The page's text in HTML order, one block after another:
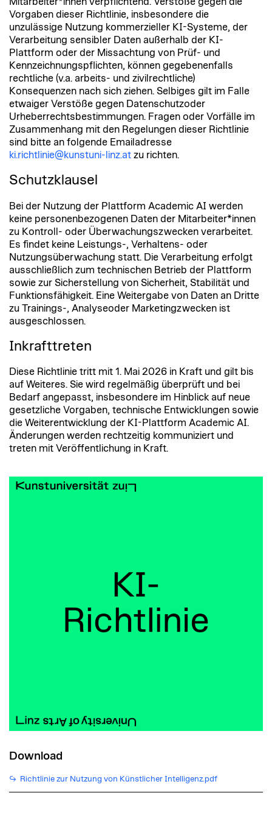
verarbeiten; strenge Zugriffskontrollen und
technische Schutzmaßnahmen erforderlich.
Prüfungs- und Leistungsdaten Bewertungen,
Notenlisten, Prüfungsprotokolle, Täuschungsfälle.
Mindestens vertraulich, oft streng vertraulich;
Zugriff nur für Prüfungs-verantwortliche,
geschützte Speicherung.
Forschungsdaten Offen: zur Veröffentlichung
bestimmt, ohne rechtliche oder ethische
Einschränkungen. Eingeschränkt: die Nutzung ist
vertraglich eingeschränkt, Urheber- oder
Leistungsschutzrechte, Verträge mit
Projektpartner*innen, Drittmittel- oder
relevante Daten, Ethikauflagen, unveröffentlichte
Drittmittel- und Vertragsdaten Förderverträge,
Konsortialabkommen, NDAs,
Kooperationsvereinbarungen. Regelmäßig
vertraulich bis streng vertraulich; vertragliche
Anforderungen (z. B. Zugriff, Aufbewahrung, Audit)
strikt einhalten.
Studierendenverwaltung und Bewerbungsdaten
Zulassung, Immatrikulation, Prüfungsanmeldung,
internationale Bewerbungen. Personenbezogen
und vertraulich; Schutz durch Rollenrechte,
Aufbewahrungsdauer.
Systemarchitekturen, Sicherheitskonfigurationen,
Schwachstellenberichte, Zugangsdaten. Streng
vertraulich; nur für Administrator*innen, mit
Mehrfaktorauthentifizierung und Protokollierung.
Verwaltungsdaten Daten, die an der Universität
im Rahmen administrativer Tätigkeiten erzeugt
werden (z.B. Auswertungen, Protokolle,
Academic AI eingegeben werden, um sie in einem
KI-System weiterzuverarbeiten. Die Eingabe
Verwendung von „Academic AI mit der
erweiterten Funktion Internet Suche“. Bei der
„Verwendung von KI-Funktionen in Programmen”
ist die Verarbeitung mittels KI-Funktionalität in
bereits auf ihrem Arbeitsplatz installierten
Software-Homepage)
Für welche Tätigkeiten wird die KI-Anwendung
benötigt?
Warum kann kein bereits „verfügbares KI-System
an der Universität“ verwendet werden?
Welche Daten (laut Daten-Klassifizierung) sollen in
dieser KI-Anwendung verarbeitet
werden?
Entstehen Kosten einmalig oder laufend? Wenn ja,
wie hoch sind diese Kosten?
Nach eingehender Prüfung und schriftlicher
Empfehlung durch den Zentralen Informatikdienst,
nach positiver Entscheidung des Rektorates darf
Informatikdienst für den gewünschten Zweck
angekauft und/oder zur Verfügung gestellt werden.
Kunstuniversität Linz. Die Ergebnisse der KI-
Anwendungen dürfen nicht unreflektiert
übernommen werden. Insbesondere darf es zu
keiner vollautomatisierten Leistungsbeurteilung
oder zur automatisierten Ausfertigung von
Urkunden kommen. Keinesfalls darf eine
Entscheidung ausschließlich auf einem Ergebnis
beruhen, das aus einer KI-Anwendung hervorgeht.
mithilfe künstlicher Intelligenz (KI) erstellt. Trotz
sorgfältiger Prüfung können Fehler oder
Ungenauigkeiten nicht ausgeschlossen werden.“
Mitarbeiter*innen verpflichtend. Verstöße gegen die
Vorgaben dieser Richtlinie, insbesondere die
unzulässige Nutzung kommerzieller KI-Systeme, der
Verarbeitung sensibler Daten außerhalb der KI-
Plattform oder der Missachtung von Prüf- und
Kennzeichnungspflichten, können gegebenenfalls
rechtliche (v.a. arbeits- und zivilrechtliche)
Konsequenzen nach sich ziehen. Selbiges gilt im Falle
etwaiger Verstöße gegen Datenschutzoder
Urheberrechtsbestimmungen. Fragen oder Vorfälle im
Zusammenhang mit den Regelungen dieser Richtlinie
sind bitte an folgende Emailadresse
ki.richtlinie@kunstuni-linz.at zu richten.
Schutzklausel
Bei der Nutzung der Plattform Academic AI werden
keine personenbezogenen Daten der Mitarbeiter*innen
zu Kontroll- oder Überwachungszwecken verarbeitet.
Es findet keine Leistungs-, Verhaltens- oder
Nutzungsüberwachung statt. Die Verarbeitung erfolgt
ausschließlich zum technischen Betrieb der Plattform
sowie zur Sicherstellung von Sicherheit, Stabilität und
Funktionsfähigkeit. Eine Weitergabe von Daten an Dritte
zu Trainings-, Analyseoder Marketingzwecken ist
ausgeschlossen.
Inkrafttreten
Diese Richtlinie tritt mit 1. Mai 2026 in Kraft und gilt bis
auf Weiteres. Sie wird regelmäßig überprüft und bei
Bedarf angepasst, insbesondere im Hinblick auf neue
gesetzliche Vorgaben, technische Entwicklungen sowie
die Weiterentwicklung der KI-Plattform Academic AI.
Änderungen werden rechtzeitig kommuniziert und
treten mit Veröffentlichung in Kraft.
Download
Richtlinie zur Nutzung von Künstlicher Intelligenz.pdf